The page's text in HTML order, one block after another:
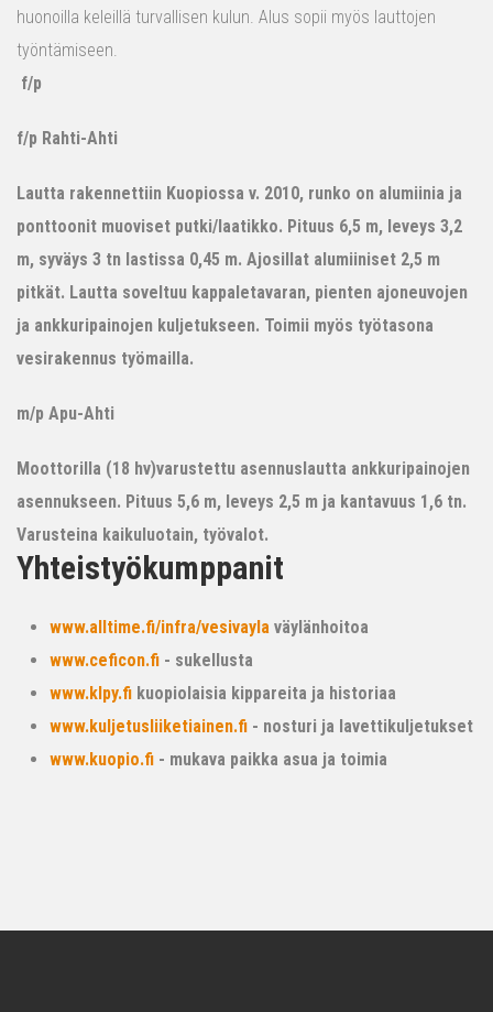
huonoilla keleillä turvallisen kulun. Alus sopii myös lauttojen
työntämiseen.
f/p
f/p Rahti-Ahti
Lautta rakennettiin Kuopiossa v. 2010, runko on alumiinia ja
ponttoonit muoviset putki/laatikko. Pituus 6,5 m, leveys 3,2
m, syväys 3 tn lastissa 0,45 m. Ajosillat alumiiniset 2,5 m
pitkät. Lautta soveltuu kappaletavaran, pienten ajoneuvojen
ja ankkuripainojen kuljetukseen. Toimii myös työtasona
vesirakennus työmailla.
m/p Apu-Ahti
Moottorilla (18 hv)varustettu asennuslautta ankkuripainojen
asennukseen. Pituus 5,6 m, leveys 2,5 m ja kantavuus 1,6 tn.
Varusteina kaikuluotain, työvalot.
Yhteistyökumppanit
www.alltime.fi/infra/vesivayla väylänhoitoa
www.ceficon.fi - sukellusta
www.klpy.fi kuopiolaisia kippareita ja historiaa
www.kuljetusliiketiainen.fi - nosturi ja lavettikuljetukset
www.kuopio.fi - mukava paikka asua ja toimia